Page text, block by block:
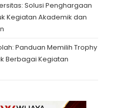
Solusi Penghargaan
Kegiatan Akademik dan
Panduan Memilih Trophy
Berbagai Kegiatan